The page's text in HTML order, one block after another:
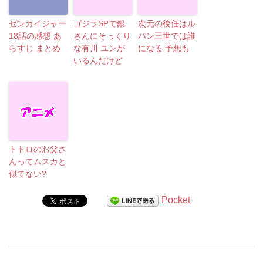
ゼンカイジャー
18話の感想 あ
らすじ まとめ
ゴジラSPで銀
さんにそっくり
な有川 ユンが
いるんだけど
次元の後任はル
パン三世では誰
になる 予想も
トトロのお父さ
んってムスカと
似てない?
Pocket